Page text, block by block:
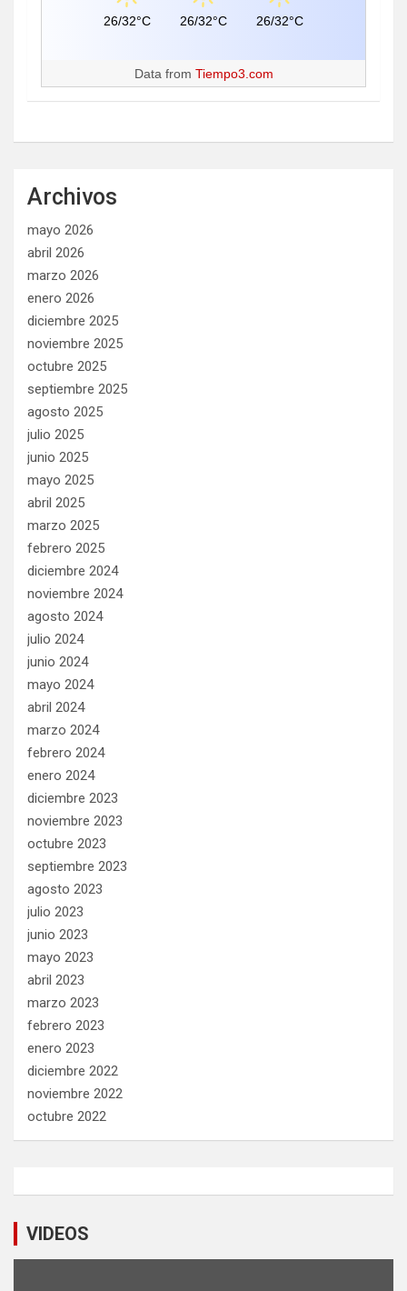
26/32°C 26/32°C 26/32°C
Data from Tiempo3.com
Archivos
mayo 2026
abril 2026
marzo 2026
enero 2026
diciembre 2025
noviembre 2025
octubre 2025
septiembre 2025
agosto 2025
julio 2025
junio 2025
mayo 2025
abril 2025
marzo 2025
febrero 2025
diciembre 2024
noviembre 2024
agosto 2024
julio 2024
junio 2024
mayo 2024
abril 2024
marzo 2024
febrero 2024
enero 2024
diciembre 2023
noviembre 2023
octubre 2023
septiembre 2023
agosto 2023
julio 2023
junio 2023
mayo 2023
abril 2023
marzo 2023
febrero 2023
enero 2023
diciembre 2022
noviembre 2022
octubre 2022
VIDEOS